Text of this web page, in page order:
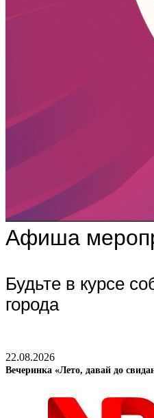
Афиша
Будьте в курсе
города
22.08.2026
Вечеринка «Лето, давай до